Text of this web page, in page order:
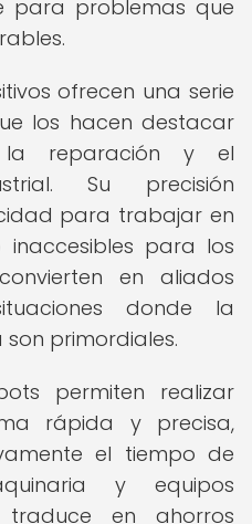
para problemas que
ofrecen una serie
los hacen destacar
reparación y el
Su precisión
para trabajar en
inaccesibles para los
en aliados
donde la
primordiales.
permiten realizar
rápida y precisa,
el tiempo de
y equipos
traduce en ahorros